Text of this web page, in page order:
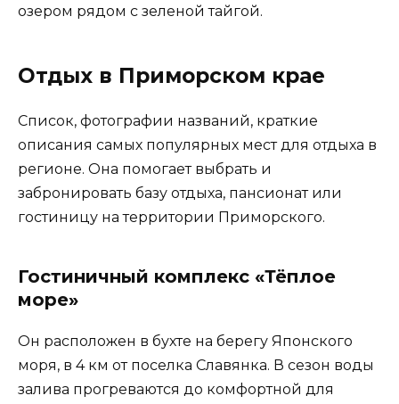
озером рядом с зеленой тайгой.
Отдых в Приморском крае
Список, фотографии названий, краткие
описания самых популярных мест для отдыха в
регионе. Она помогает выбрать и
забронировать базу отдыха, пансионат или
гостиницу на территории Приморского.
Гостиничный комплекс «Тёплое
море»
Он расположен в бухте на берегу Японского
моря, в 4 км от поселка Славянка. В сезон воды
залива прогреваются до комфортной для